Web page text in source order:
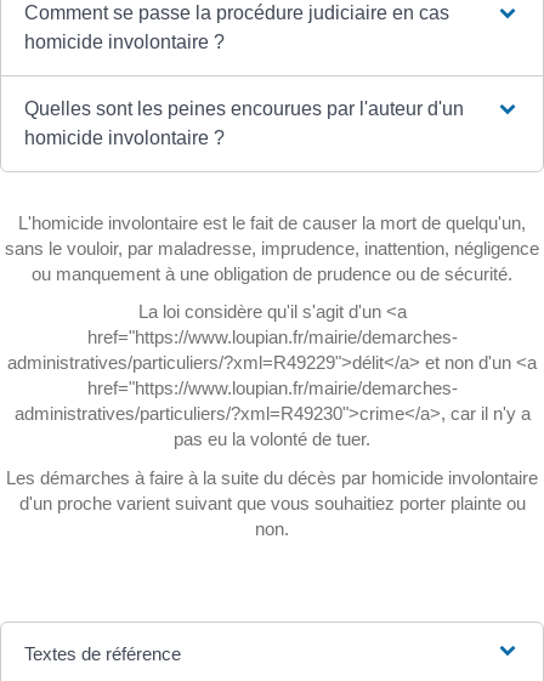
Comment se passe la procédure judiciaire en cas
homicide involontaire ?
Quelles sont les peines encourues par l'auteur d'un
homicide involontaire ?
L'homicide involontaire est le fait de causer la mort de quelqu'un,
sans le vouloir, par maladresse, imprudence, inattention, négligence
ou manquement à une obligation de prudence ou de sécurité.
La loi considère qu'il s'agit d'un <a
href="https://www.loupian.fr/mairie/demarches-
administratives/particuliers/?xml=R49229">délit</a> et non d'un <a
href="https://www.loupian.fr/mairie/demarches-
administratives/particuliers/?xml=R49230">crime</a>, car il n'y a
pas eu la volonté de tuer.
Les démarches à faire à la suite du décès par homicide involontaire
d'un proche varient suivant que vous souhaitiez porter plainte ou
non.
Textes de référence